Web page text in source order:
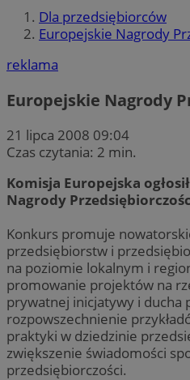
Dla przedsiębiorców
Europejskie Nagrody
reklama
Europejskie Nagrody
21 lipca 2008 09:04
Czas czytania: 2 min.
Komisja Europejska
Nagrody
Konkurs promuje
przedsiębiorstw i
na poziomie lokalnym i
promowanie projektów na
prywatnej inicjatywy i ducha
rozpowszechnienie
praktyki w dziedzinie
zwiększenie świadomości
przedsiębiorczości.